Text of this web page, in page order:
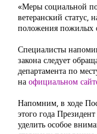
«Меры социальной
ветеранский статус,
положения пожилых
Специалисты
закона следует
департамента по
на официальном
Напомним, в ходе
этого года
уделить особое